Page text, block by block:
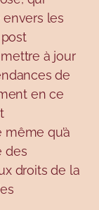
les
à jour
de
en ce
qu’à
des
droits de la